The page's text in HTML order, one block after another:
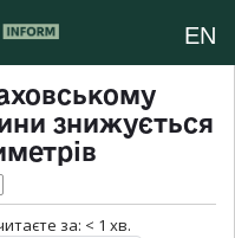
EN
знижується
за: < 1 хв.